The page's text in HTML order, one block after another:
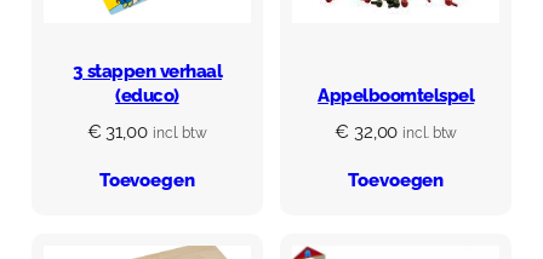
3 stappen verhaal
(educo)
€ 31,00 incl. btw
Toevoegen
Appelboomtelspel
€ 32,00 incl. btw
Toevoegen